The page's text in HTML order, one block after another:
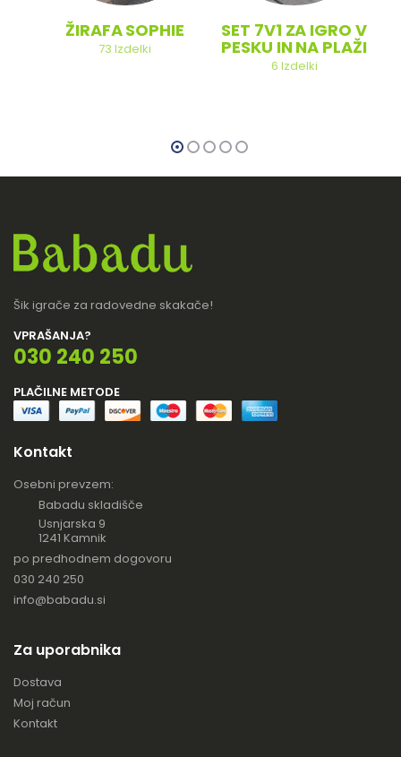
ŽIRAFA SOPHIE
73 Izdelki
SET 7V1 ZA IGRO V
PESKU IN NA PLAŽI
6 Izdelki
Šik igrače za radovedne skakače!
VPRAŠANJA?
030 240 250
PLAČILNE METODE
Kontakt
Osebni prevzem:
Babadu skladišče
Usnjarska 9
1241 Kamnik
po predhodnem dogovoru
030 240 250
info@babadu.si
Za uporabnika
Dostava
Moj račun
Kontakt